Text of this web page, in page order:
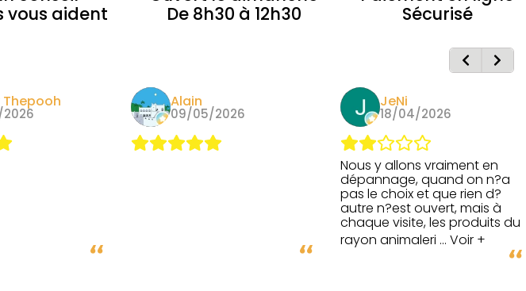
vous aident
De 8h30 à 12h30
Sécurisé
Thepooh Alain
09/05/2026
JeNi
18/04/2026
Nous y allons vraiment en
dépannage, quand on n?a
pas le choix et que rien d?
autre n?est ouvert, mais à
chaque visite, les produits du
rayon animaleri ... Voir +